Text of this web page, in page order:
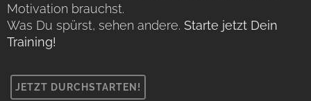
Motivation brauchst.
Was Du spürst, sehen andere. Starte jetzt Dein
Training!
JETZT DURCHSTARTEN!